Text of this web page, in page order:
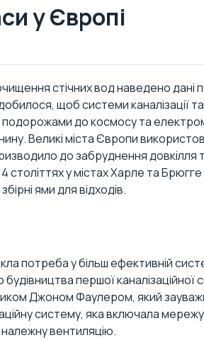
у Європі
стічних воднаведено дані
щоб системи каналізації
до космосу та
Великі міста Європи
до забруднення
у містах Харле та Брюгге
ями для відходів.
потреба у більш ефективній
першої каналізаційної
Джоном Фаулером, який
систему, яка включала
вентиляцію.